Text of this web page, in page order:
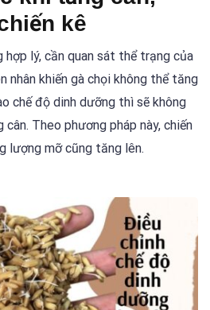
kê
lý, cần quan sát thể trạng của
nhân khiến gà chọi không thể tăng
chế độ dinh dưỡng thì sẽ không
Theo phương pháp này, chiến
lượng mỡ cũng tăng lên.